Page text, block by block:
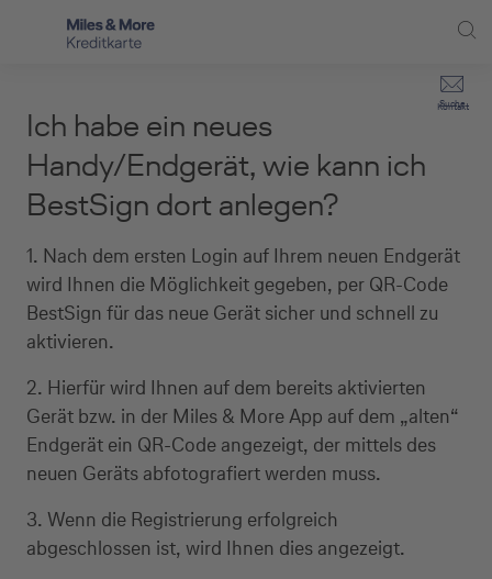
Direkt zur Suche (Enter drücken)
Direkt zum Hauptinhalt (Enter drücken)
Kontakt
Suche
Selbstständige
Unternehmen
Service
Miles & More Programm
Kreditkarte empfehlen
Kreditkarten-Banking
Kreditkarte beantragen
Ich habe ein neues
Handy/Endgerät, wie kann ich
BestSign dort anlegen?
1. Nach dem ersten Login auf Ihrem neuen Endgerät
wird Ihnen die Möglichkeit gegeben, per QR-Code
BestSign für das neue Gerät sicher und schnell zu
aktivieren.
2. Hierfür wird Ihnen auf dem bereits aktivierten
Gerät bzw. in der Miles & More App auf dem „alten“
Endgerät ein QR-Code angezeigt, der mittels des
neuen Geräts abfotografiert werden muss.
3. Wenn die Registrierung erfolgreich
abgeschlossen ist, wird Ihnen dies angezeigt.